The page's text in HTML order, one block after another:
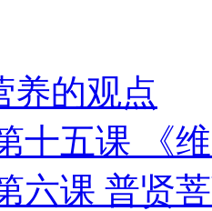
养的观点
十五课 《
六课 普贤